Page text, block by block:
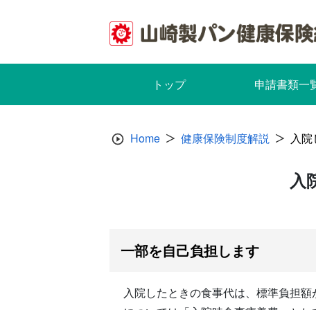
トップ 申請書類一
Home 健康保険制度解説 入
入
一部を自己負担します
入院したときの食事代は、標準負担